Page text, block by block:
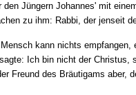
Jüngern Johannes' mit
zu ihm: Rabbi, der jenseit
kann nichts
Ich bin nicht der Christus,
Freund des Bräutigams